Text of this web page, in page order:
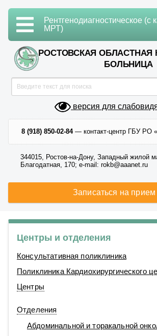
РОСТОВСКАЯ ОБЛАСТНАЯ
БОЛЬНИЦА
версия для
8 (918) 850-02-84— контакт-центр ГБУ РО
344015, Ростов-на-Дону, Западный жилой
Благодатная, 170; e-mail: rokb@aaanet.ru
Записаться на прием
Рентгенодиагностическое (с
МРТ)
Центры и отделения
Консультативная поликлиника
Поликлиника Кардиохирургического
Центры
Отделения
Абдоминальной и торакальной